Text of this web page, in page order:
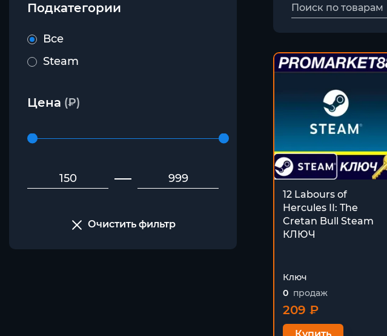
Подкатегории
Все
Steam
Цена (₽)
Очистить фильтр
12 Labours of
Hercules II: The
Cretan Bull Steam
КЛЮЧ
Ключ
0 продаж
209 ₽